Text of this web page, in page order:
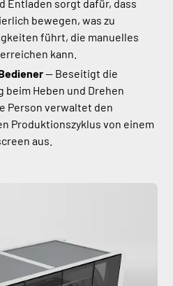
Entladen sorgt dafür, dass
bewegen, was zu
führt, die manuelles
kann.
— Beseitigt die
Heben und Drehen
Person verwaltet den
Produktionszyklus von einem
aus.